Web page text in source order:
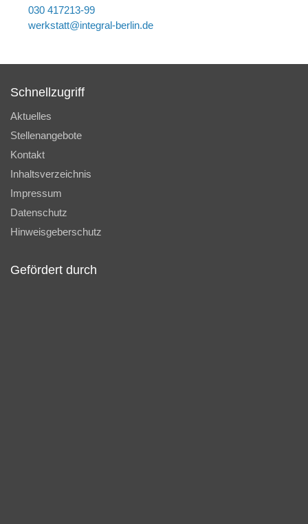
030 417213-99
w rkst tt nt gr l-b rl n d
Schnellzugriff
Aktuelles
Stellenangebote
Kontakt
Inhaltsverzeichnis
Impressum
Datenschutz
Hinweisgeberschutz
Gefördert durch